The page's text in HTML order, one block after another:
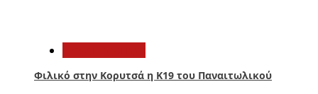
Φιλικό στην Κορυτσά η Κ19 του Παναιτωλικού